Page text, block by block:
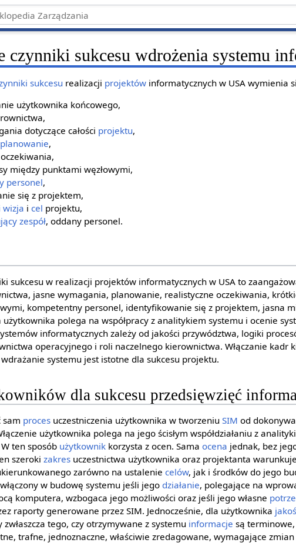
czynniki sukcesu wdrożenia systemu
sukcesu realizacji projektów informatycznych w USA wymienia
użytkownika końcowego,
dotyczące całości projektu,
planowanie,
między punktami węzłowymi,
personel,
się z projektem,
wizja i cel projektu,
zespół, oddany personel.
sukcesu w realizacji projektów informatycznych w USA to
jasne wymagania, planowanie, realistyczne oczekiwania,
kompetentny personel, identyfikowanie się z projektem, jasna
użytkownika polega na współpracy z analitykiem systemu i ocenie
informatycznych zależy od jakości przywództwa, logiki
operacyjnego i roli naczelnego kierownictwa. Włączanie kadr
systemu jest istotne dla sukcesu projektu.
dla sukcesu przedsięwzięć
sam proces uczestniczenia użytkownika w tworzeniuSIM od
użytkownika polega na jego ścisłym współdziałaniu z
ten sposób użytkownik korzysta z ocen. Samaocena jednak, bez
szerokizakres uczestnictwa użytkownika oraz projektanta
zarówno na ustaleniecelów, jak i środków do jego
w budowę systemu jeśli jego działanie, polegające na
komputera, wzbogaca jego możliwości oraz jeśli jego własne
raporty generowane przez SIM. Jednocześnie, dla użytkownika
zwłaszcza tego, czy otrzymywane z systemu informacje są
trafne, jednoznaczne, właściwie zredagowane, wymagające